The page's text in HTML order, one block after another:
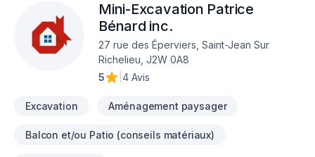
Mini-Excavation Patrice
Bénard inc.
27 rue des Éperviers, Saint-Jean Sur
Richelieu, J2W 0A8
5
4 Avis
Excavation Aménagement paysager
Balcon et/ou Patio (conseils matériaux)